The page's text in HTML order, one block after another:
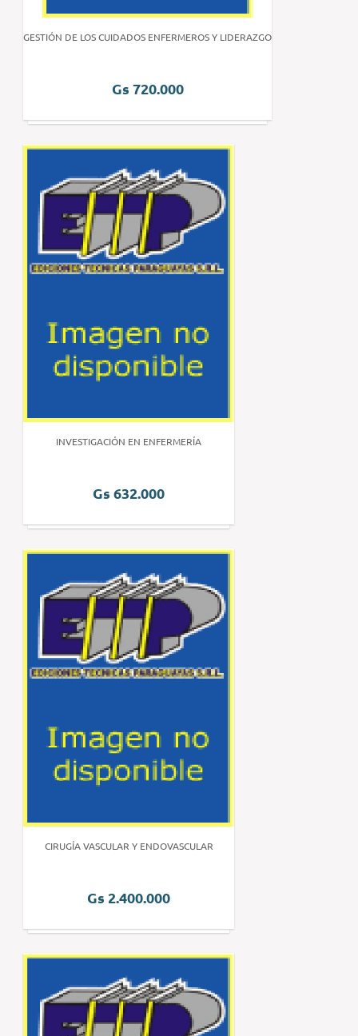
GESTIÓN DE LOS CUIDADOS ENFERMEROS Y LIDERAZGO
Gs 720.000
INVESTIGACIÓN EN ENFERMERÍA
Gs 632.000
CIRUGÍA VASCULAR Y ENDOVASCULAR
Gs 2.400.000